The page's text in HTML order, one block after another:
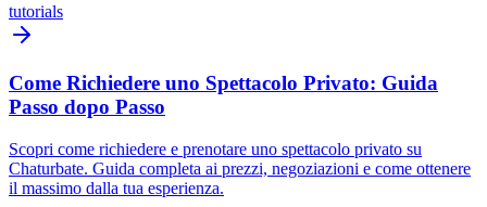
tutorials
Come Richiedere uno Spettacolo Privato: Guida
Passo dopo Passo
Scopri come richiedere e prenotare uno spettacolo privato su
Chaturbate. Guida completa ai prezzi, negoziazioni e come ottenere
il massimo dalla tua esperienza.